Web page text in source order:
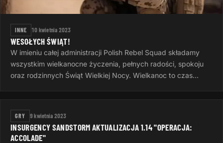
INNE 10 kwietnia 2023
WESOŁYCH ŚWIĄT!
W imieniu całej administracji Polish Rebel Squad składamy
wszystkim wielkanocne życzenia, pełnych radości, spokoju
oraz rodzinnych Świąt Wielkiej Nocy. Wielkanoc to czas
GRY 9 kwietnia 2023
INSURGENCY SANDSTORM AKTUALIZACJA 1.14 "OPERACJA:
ACCOLADE"